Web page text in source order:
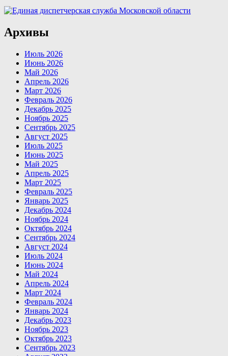
Архивы
Июль 2026
Июнь 2026
Май 2026
Апрель 2026
Март 2026
Февраль 2026
Декабрь 2025
Ноябрь 2025
Сентябрь 2025
Август 2025
Июль 2025
Июнь 2025
Май 2025
Апрель 2025
Март 2025
Февраль 2025
Январь 2025
Декабрь 2024
Ноябрь 2024
Октябрь 2024
Сентябрь 2024
Август 2024
Июль 2024
Июнь 2024
Май 2024
Апрель 2024
Март 2024
Февраль 2024
Январь 2024
Декабрь 2023
Ноябрь 2023
Октябрь 2023
Сентябрь 2023